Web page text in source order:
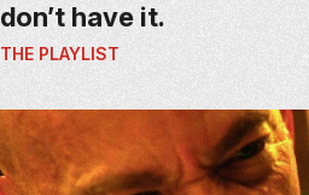
don’t have it.
THE PLAYLIST